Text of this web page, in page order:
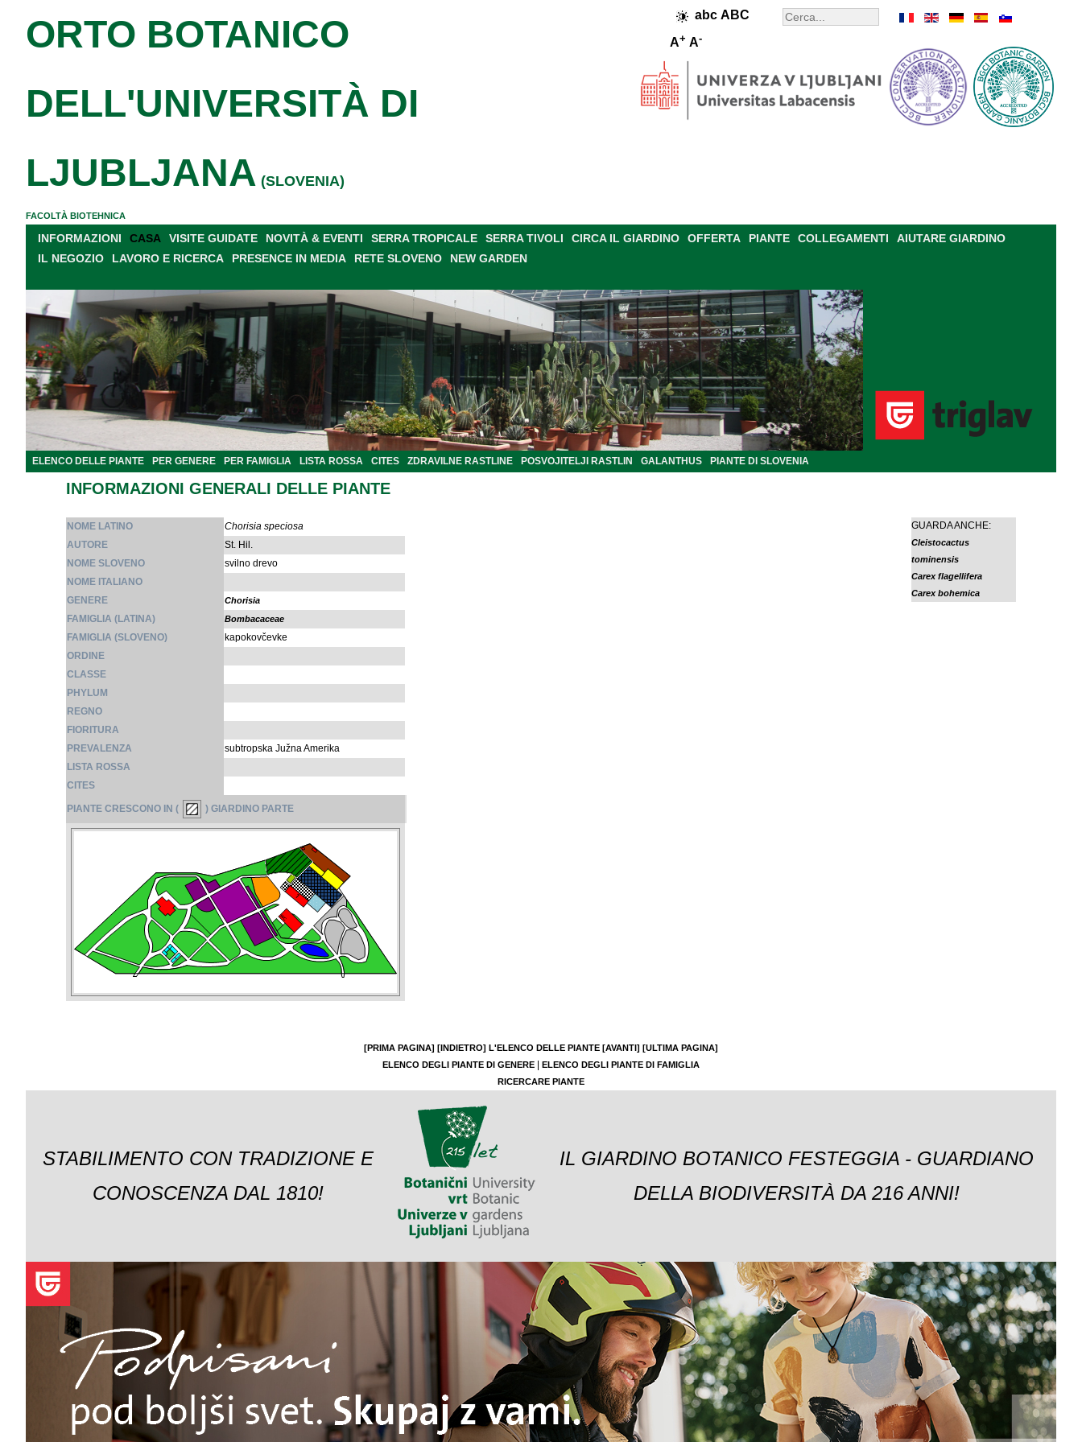
abc ABC
A+ A-
ORTO BOTANICO
DELL'UNIVERSITÀ DI
LJUBLJANA (SLOVENIA)
FACOLTÀ BIOTEHNICA
INFORMAZIONI CASA VISITE GUIDATE NOVITÀ & EVENTI SERRA TROPICALE SERRA TIVOLI CIRCA IL GIARDINO OFFERTA PIANTE COLLEGAMENTI
AIUTARE GIARDINO
IL NEGOZIO
LAVORO E RICERCA PRESENCE IN MEDIA RETE SLOVENO NEW GARDEN
ELENCO DELLE PIANTE PER GENERE PER FAMIGLIA LISTA ROSSA CITES ZDRAVILNE RASTLINE POSVOJITELJI RASTLIN GALANTHUS PIANTE DI SLOVENIA
INFORMAZIONI GENERALI DELLE PIANTE
NOME LATINO
Chorisia speciosa
AUTORE
St. Hil.
NOME SLOVENO
svilno drevo
NOME ITALIANO
GENERE
Chorisia
FAMIGLIA (LATINA) Bombacaceae
FAMIGLIA (SLOVENO)
kapokovčevke
ORDINE
CLASSE
PHYLUM
REGNO
FIORITURA
PREVALENZA
subtropska Južna Amerika
LISTA ROSSA
CITES
PIANTE CRESCONO IN ( ) GIARDINO PARTE
GUARDA ANCHE:
Cleistocactus
tominensis
Carex flagellifera
Carex bohemica
[PRIMA PAGINA] [INDIETRO] L'ELENCO DELLE PIANTE [AVANTI] [ULTIMA PAGINA]
ELENCO DEGLI PIANTE DI GENERE
ELENCO DEGLI PIANTE DI FAMIGLIA
RICERCARE PIANTE
STABILIMENTO CON TRADIZIONE E
CONOSCENZA DAL 1810!
IL GIARDINO BOTANICO FESTEGGIA - GUARDIANO
DELLA BIODIVERSITÀ DA 216 ANNI!